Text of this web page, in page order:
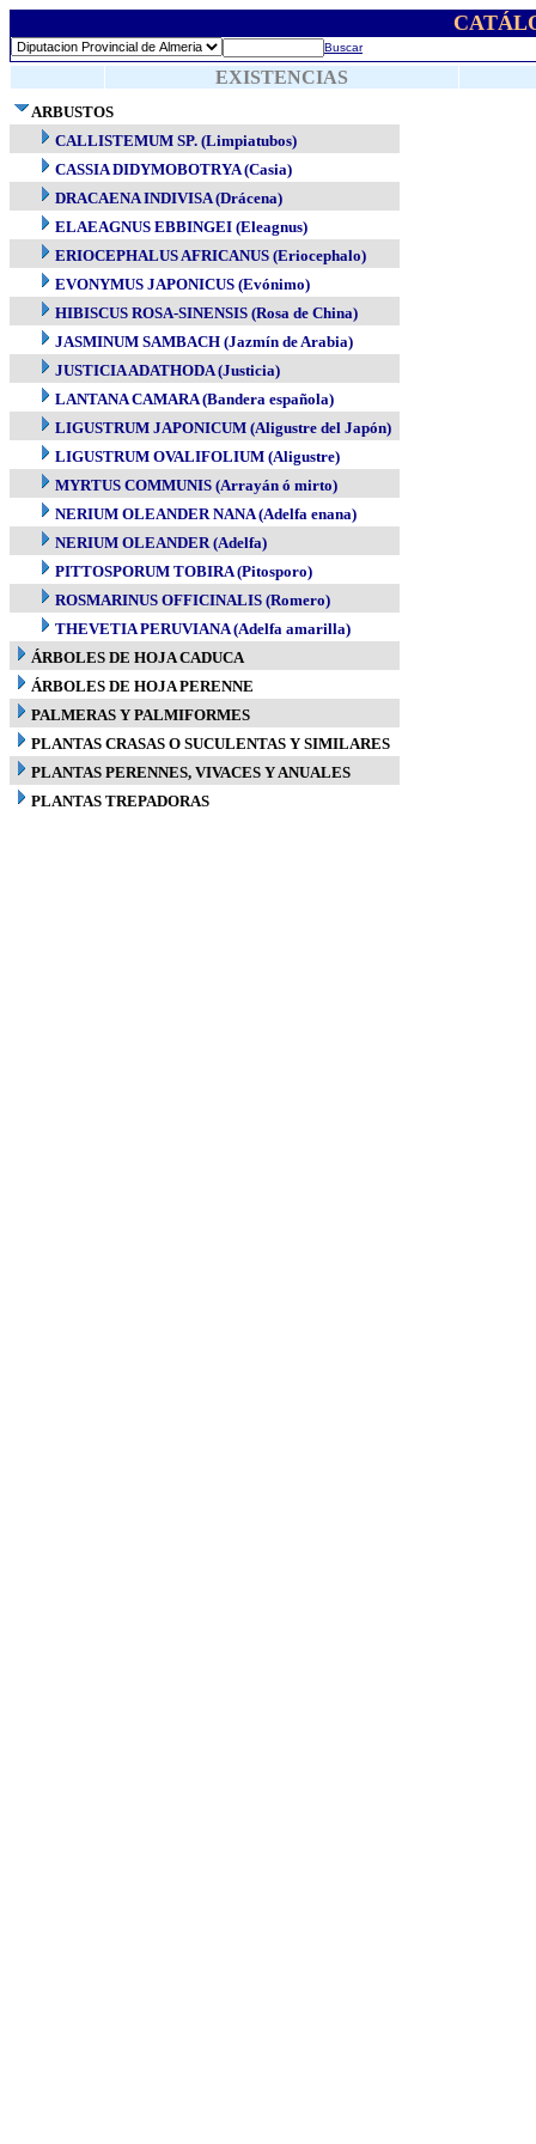
Buscar
EXISTENCIAS
ARBUSTOS
CALLISTEMUM SP. (Limpiatubos)
CASSIA DIDYMOBOTRYA (Casia)
DRACAENA INDIVISA (Drácena)
ELAEAGNUS EBBINGEI (Eleagnus)
ERIOCEPHALUS AFRICANUS (Eriocephalo)
EVONYMUS JAPONICUS (Evónimo)
HIBISCUS ROSA-SINENSIS (Rosa de China)
JASMINUM SAMBACH (Jazmín de Arabia)
JUSTICIA ADATHODA (Justicia)
LANTANA CAMARA (Bandera española)
LIGUSTRUM JAPONICUM (Aligustre del Japón)
LIGUSTRUM OVALIFOLIUM (Aligustre)
MYRTUS COMMUNIS (Arrayán ó mirto)
NERIUM OLEANDER NANA (Adelfa enana)
NERIUM OLEANDER (Adelfa)
PITTOSPORUM TOBIRA (Pitosporo)
ROSMARINUS OFFICINALIS (Romero)
THEVETIA PERUVIANA (Adelfa amarilla)
ÁRBOLES DE HOJA CADUCA
ÁRBOLES DE HOJA PERENNE
PALMERAS Y PALMIFORMES
PLANTAS CRASAS O SUCULENTAS Y SIMILARES
PLANTAS PERENNES, VIVACES Y ANUALES
PLANTAS TREPADORAS